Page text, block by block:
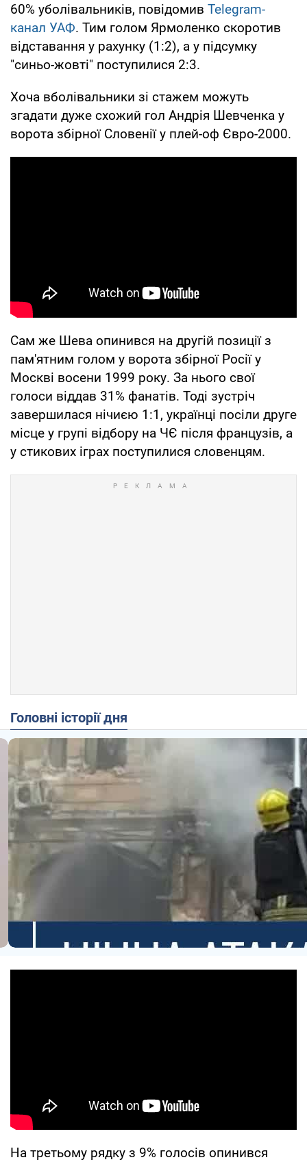
60% уболівальників, повідомив Telegram-
канал УАФ. Тим голом Ярмоленко скоротив
відставання у рахунку (1:2), а у підсумку
"синьо-жовті" поступилися 2:3.
Хоча вболівальники зі стажем можуть
згадати дуже схожий гол Андрія Шевченка у
ворота збірної Словенії у плей-оф Євро-2000.
Сам же Шева опинився на другій позиції з
пам'ятним голом у ворота збірної Росії у
Москві восени 1999 року. За нього свої
голоси віддав 31% фанатів. Тоді зустріч
завершилася нічиєю 1:1, українці посіли друге
місце у групі відбору на ЧЄ після французів, а
у стикових іграх поступилися словенцям.
Головні історії дня
На третьому рядку з 9% голосів опинився